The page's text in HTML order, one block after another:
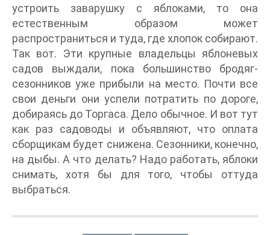
устроить заварушку с яблоками, то она
естественным образом может
распространиться и туда, где хлопок собирают.
Так вот. Эти крупные владельцы яблоневых
садов выждали, пока большинство бродяг-
сезонников уже прибыли на место. Почти все
свои деньги они успели потратить по дороге,
добираясь до Торгаса. Дело обычное. И вот тут
как раз садоводы и объявляют, что оплата
сборщикам будет снижена. Сезонники, конечно,
на дыбы. А что делать? Надо работать, яблоки
снимать, хотя бы для того, чтобы оттуда
выбраться.